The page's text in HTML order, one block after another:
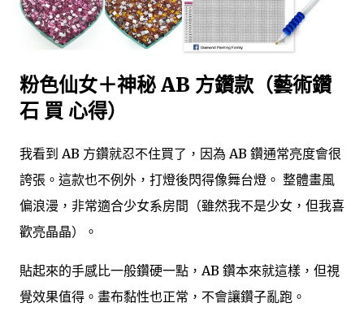
粉色仙女＋神秘 AB 方鑽款（藝術鑽
石 買 心得）
我看到 AB 方鑽就忍不住買了，因為 AB 鑽通常亮度會很
誇張。這款也不例外，打燈後閃得像舞台燈。 整體畫風
偏浪漫，非常適合少女系房間（雖然我不是少女，但我喜
歡亮晶晶）。
貼起來的手感比一般鑽硬一點，AB 鑽本來就這樣，但視
覺效果值得。畫布黏性也正常，不會讓鑽子亂跑。